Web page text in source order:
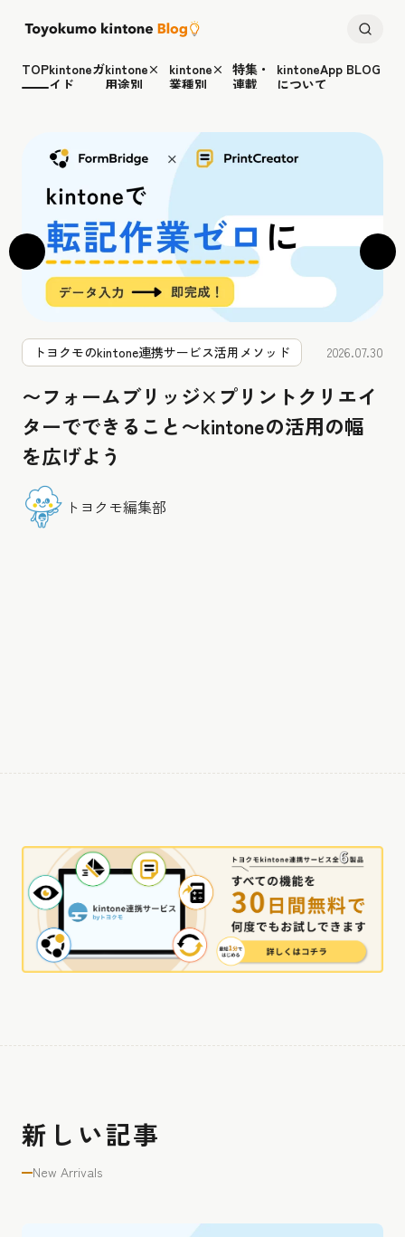
TOPkintoneガ
イド
kintone×
用途別
kintone×
業種別
特集・
連載
kintoneApp BLOG
について
トヨクモのkintone連携サービス活用メソッド 2026.07.30
〜フォームブリッジ×プリントクリエイ
ターでできること〜kintoneの活用の幅
を広げよう
トヨクモ編集部
新しい記事
New Arrivals